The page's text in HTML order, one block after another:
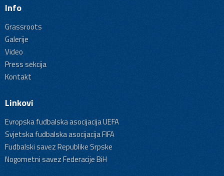
Info
Grassroots
Galerije
Video
Press sekcija
Kontakt
Linkovi
Evropska fudbalska asocijacija UEFA
Svjetska fudbalska asocijacija FIFA
Fudbalski savez Republike Srpske
Nogometni savez Federacije BiH